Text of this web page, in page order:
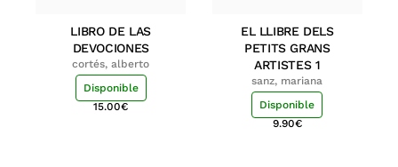
LIBRO DE LAS
DEVOCIONES
cortés, alberto
Disponible
15.00€
EL LLIBRE DELS
PETITS GRANS
ARTISTES 1
sanz, mariana
Disponible
9.90€